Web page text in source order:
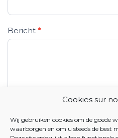
Cookies sur
Wij gebruiken cookies om de goede
waarborgen en om u steeds de best
s
Bericht *
Verzenden